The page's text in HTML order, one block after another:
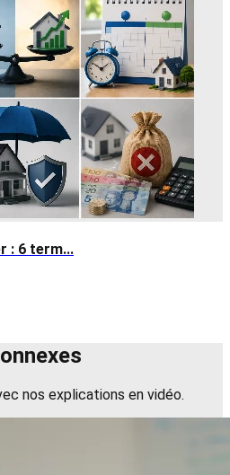
: 6 term...
nos explications en vidéo.